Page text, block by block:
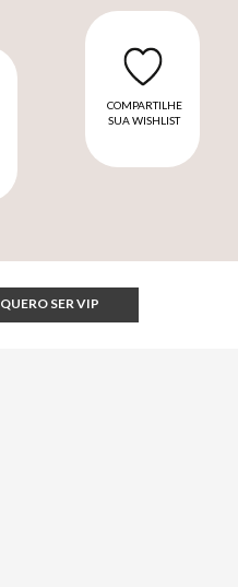
COMPARTILHE
SUA WISHLIST
QUERO SER VIP